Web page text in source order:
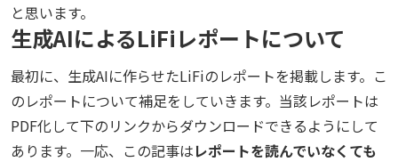
と思います。
生成AIによるLiFiレポートについて
最初に、生成AIに作らせたLiFiのレポートを掲載します。こ
のレポートについて補足をしていきます。当該レポートは
PDF化して下のリンクからダウンロードできるようにして
あります。一応、この記事はレポートを読んでいなくても